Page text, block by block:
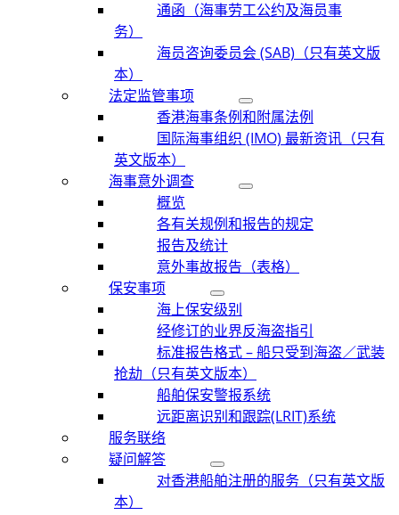
通函（海事劳工公约及海员事
务）
海员咨询委员会 (SAB)（只有英文版
本）
法定监管事项
香港海事条例和附属法例
国际海事组织 (IMO) 最新资讯（只有
英文版本）
海事意外调查
概览
各有关规例和报告的规定
报告及统计
意外事故报告（表格）
保安事项
海上保安级别
经修订的业界反海盗指引
标准报告格式 – 船只受到海盗／武装
抢劫（只有英文版本）
船舶保安警报系统
远距离识别和跟踪(LRIT)系统
服务联络
疑问解答
对香港船舶注册的服务（只有英文版
本）